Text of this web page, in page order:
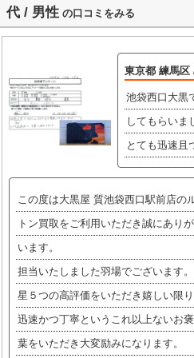
代 / 男性 の口コミをみる
東京都 練馬区
池袋西口大黒
してもらいま
とても迅速且
この度は大黒屋 質池袋西口駅前店の
トン買取をご利用いただき誠にあり
います。
担当いたしました羽場でございます。
星５つの高評価をいただき嬉しい限り
迅速かつ丁寧というこれ以上ないお
葉をいただき大変励みになります。